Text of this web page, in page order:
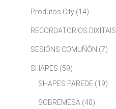
Produtos City (14)
RECORDATORIOS DIXITAIS
SESIÓNS COMUÑÓN (7)
SHAPES (59)
SHAPES PAREDE (19)
SOBREMESA (40)